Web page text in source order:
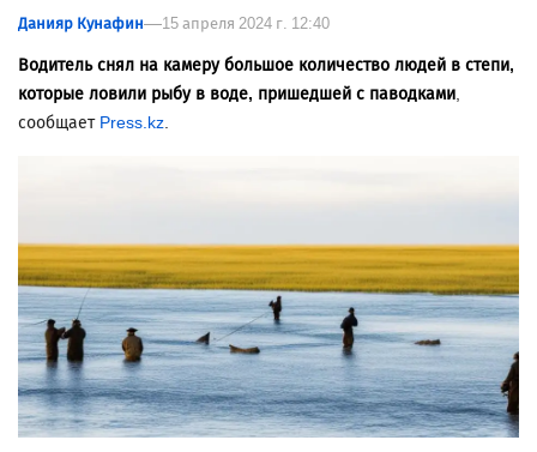
Данияр Кунафин 15 апреля 2024 г. 12:40
Водитель снял на камеру большое количество людей в степи,
которые ловили рыбу в воде, пришедшей с паводками,
сообщает Press.kz.